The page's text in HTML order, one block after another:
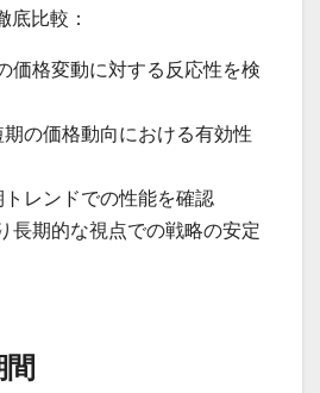
底比較：
価格変動に対する反応性を検
期の価格動向における有効性
トレンドでの性能を確認
長期的な視点での戦略の安定